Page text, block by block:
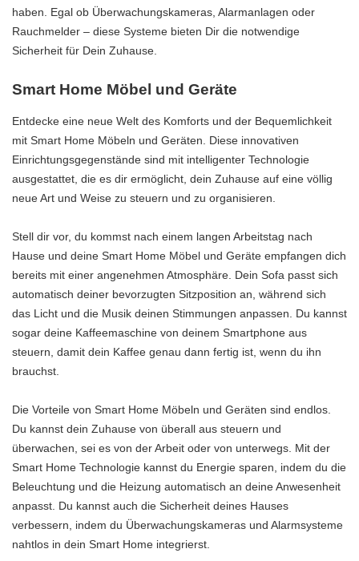
haben. Egal ob Überwachungskameras, Alarmanlagen oder
Rauchmelder – diese Systeme bieten Dir die notwendige
Sicherheit für Dein Zuhause.
Smart Home Möbel und Geräte
Entdecke eine neue Welt des Komforts und der Bequemlichkeit
mit Smart Home Möbeln und Geräten. Diese innovativen
Einrichtungsgegenstände sind mit intelligenter Technologie
ausgestattet, die es dir ermöglicht, dein Zuhause auf eine völlig
neue Art und Weise zu steuern und zu organisieren.
Stell dir vor, du kommst nach einem langen Arbeitstag nach
Hause und deine Smart Home Möbel und Geräte empfangen dich
bereits mit einer angenehmen Atmosphäre. Dein Sofa passt sich
automatisch deiner bevorzugten Sitzposition an, während sich
das Licht und die Musik deinen Stimmungen anpassen. Du kannst
sogar deine Kaffeemaschine von deinem Smartphone aus
steuern, damit dein Kaffee genau dann fertig ist, wenn du ihn
brauchst.
Die Vorteile von Smart Home Möbeln und Geräten sind endlos.
Du kannst dein Zuhause von überall aus steuern und
überwachen, sei es von der Arbeit oder von unterwegs. Mit der
Smart Home Technologie kannst du Energie sparen, indem du die
Beleuchtung und die Heizung automatisch an deine Anwesenheit
anpasst. Du kannst auch die Sicherheit deines Hauses
verbessern, indem du Überwachungskameras und Alarmsysteme
nahtlos in dein Smart Home integrierst.